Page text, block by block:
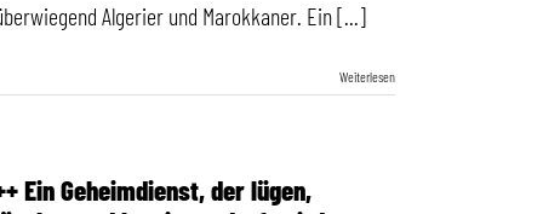
Algerier und Marokkaner. Ein [...]
Weiterlesen
Ein Geheimdienst, der lügen,